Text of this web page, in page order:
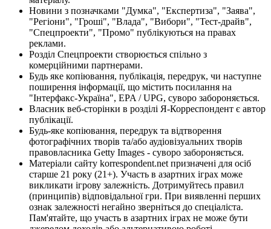
Новини з позначками "Думка", "Експертиза", "Заява",
"Регіони", "Гроші", "Влада", "Вибори", "Тест-драйв",
"Спецпроекти", "Промо" публікуються на правах
реклами.
Розділ Спецпроекти створюється спільно з
комерційними партнерами.
Будь яке копіювання, публікація, передрук, чи наступне
поширення інформації, що містить посилання на
"Інтерфакс-Україна", EPA / UPG, суворо забороняється.
Власник веб-сторінки в розділі Я-Корреспондент є автор
публікації.
Будь-яке копіювання, передрук та відтворення
фотографічних творів та/або аудіовізуальних творів
правовласника Getty Images - суворо забороняється.
Матеріали сайту korrespondent.net призначені для осіб
старше 21 року (21+). Участь в азартних іграх може
викликати ігрову залежність. Дотримуйтесь правил
(принципів) відповідальної гри. При виявленні перших
ознак залежності негайно зверніться до спеціаліста.
Пам'ятайте, що участь в азартних іграх не може бути